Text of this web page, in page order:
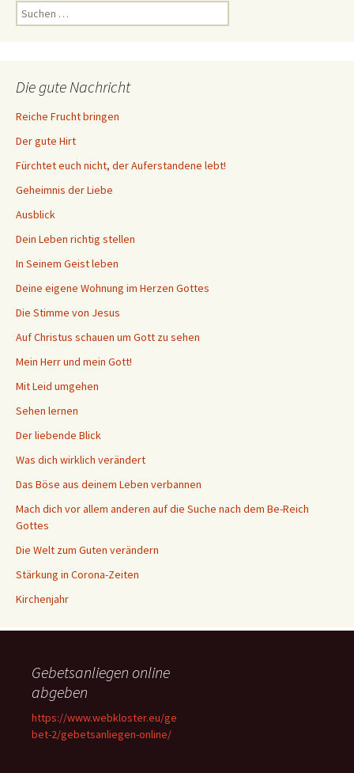
Suchen
nach:
Die gute Nachricht
Reiche Frucht bringen
Der gute Hirt
Fürchtet euch nicht, der Auferstandene lebt!
Geheimnis der Liebe
Ausblick
Dein Leben richtig stellen
In Seinem Geist leben
Deine eigene Wohnung im Herzen Gottes
Die Stimme von Jesus
Auf Christus schauen um Gott zu sehen
Mein Herr und mein Gott!
Mit Leid umgehen
Sehen lernen
Der liebende Blick
Was dich wirklich verändert
Das Böse aus deinem Leben verbannen
Mach dich vor allem anderen auf die Suche nach dem Be-Reich
Gottes
Die Welt zum Guten verändern
Stärkung in Corona-Zeiten
Kirchenjahr
Gebetsanliegen online
abgeben
https://www.webkloster.eu/ge
bet-2/gebetsanliegen-online/